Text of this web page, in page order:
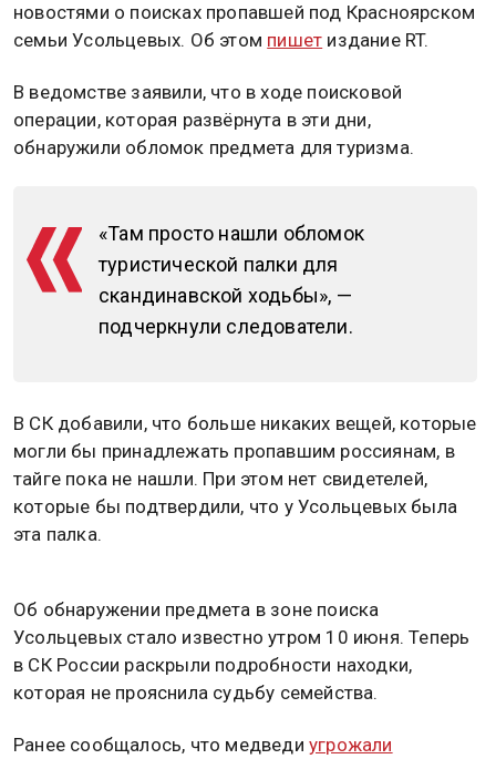
новостями о поисках пропавшей под Красноярском
семьи Усольцевых. Об этом пишет издание RT.
В ведомстве заявили, что в ходе поисковой
операции, которая развёрнута в эти дни,
обнаружили обломок предмета для туризма.
«Там просто нашли обломок
туристической палки для
скандинавской ходьбы», —
подчеркнули следователи.
В СК добавили, что больше никаких вещей, которые
могли бы принадлежать пропавшим россиянам, в
тайге пока не нашли. При этом нет свидетелей,
которые бы подтвердили, что у Усольцевых была
эта палка.
Об обнаружении предмета в зоне поиска
Усольцевых стало известно утром 10 июня. Теперь
в СК России раскрыли подробности находки,
которая не прояснила судьбу семейства.
Ранее сообщалось, что медведи угрожали